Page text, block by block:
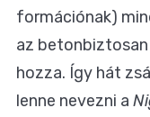
formációnak)
az
hozza. Így hát
lenne nevezni a